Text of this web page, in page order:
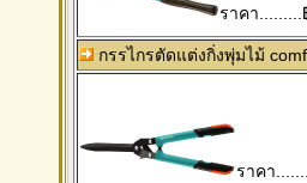
ราคา.........
กรรไกรตัดแต่งกิ่งพุ่มไม้
ราคา